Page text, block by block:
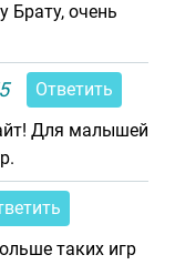
Брату, очень
Ответить
Для малышей
таких игр